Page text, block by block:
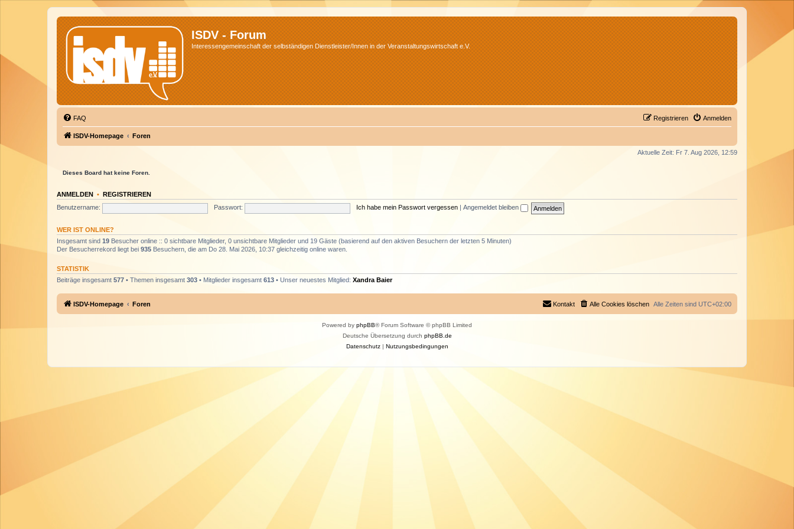
ISDV - Forum
Interessengemeinschaft der selbständigen Dienstleister/Innen in der Veranstaltungswirtschaft e.V.
FAQ Anmelden
Registrieren
ISDV-Homepage Foren
Aktuelle Zeit: Fr 7. Aug 2026, 12:59
Dieses Board hat keine Foren.
ANMELDEN • REGISTRIEREN
Benutzername:
Passwort: Ich habe mein Passwort vergessen Angemeldet bleiben
WER IST ONLINE?
Insgesamt sind 19 Besucher online :: 0 sichtbare Mitglieder, 0 unsichtbare Mitglieder und 19 Gäste (basierend auf den aktiven Besuchern der letzten 5 Minuten)
Der Besucherrekord liegt bei 935 Besuchern, die am Do 28. Mai 2026, 10:37 gleichzeitig online waren.
STATISTIK
Beiträge insgesamt 577 • Themen insgesamt 303 • Mitglieder insgesamt 613 • Unser neuestes Mitglied: Xandra Baier
ISDV-Homepage Foren Alle Zeiten sind UTC+02:00
Alle Cookies löschen
Kontakt
Powered by phpBB® Forum Software © phpBB Limited
Deutsche Übersetzung durch phpBB.de
Datenschutz| Nutzungsbedingungen